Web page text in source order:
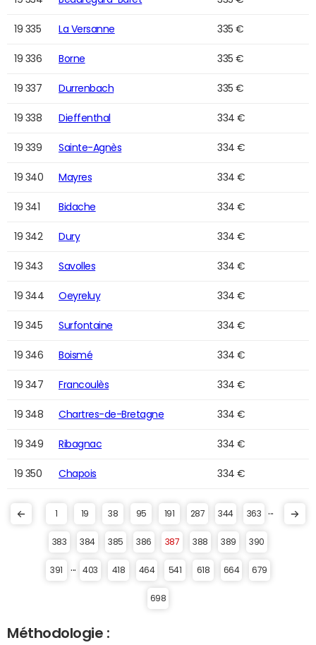
19 335 La Versanne 335 €
19 336 Borne 335 €
19 337 Durrenbach 335 €
19 338 Dieffenthal 334 €
19 339 Sainte-Agnès 334 €
19 340 Mayres 334 €
19 341 Bidache 334 €
19 342 Dury 334 €
19 343 Savolles 334 €
19 344 Oeyreluy 334 €
19 345 Surfontaine 334 €
19 346 Boismé 334 €
19 347 Francoulès 334 €
19 348 Chartres-de-Bretagne 334 €
19 349 Ribagnac 334 €
19 350 Chapois 334 €
1 19 38 95 191 287 344 363
383 384 385 386 387 388 389 390
391 403 418 464 541 618 664 679
698
Méthodologie :